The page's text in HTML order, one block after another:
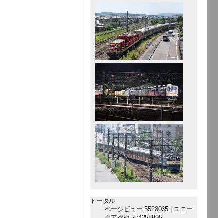
トータル
ページビュー:5528035 | ユニー